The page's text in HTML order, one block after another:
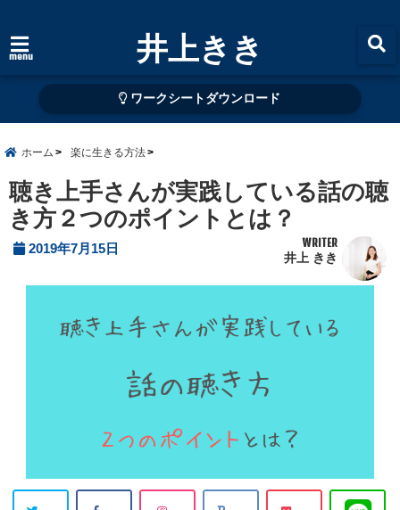
menu 井上きき
ワークシートダウンロード
ホーム 楽に生きる方法
聴き上手さんが実践している話の聴
き方２つのポイントとは？
2019年7月15日 WRITER
井上 きき